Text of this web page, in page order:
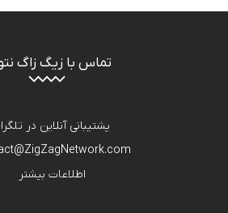
تماس با زیگ زاگ
پشتیبانی آنلاین در
اطلاعات بیشتر